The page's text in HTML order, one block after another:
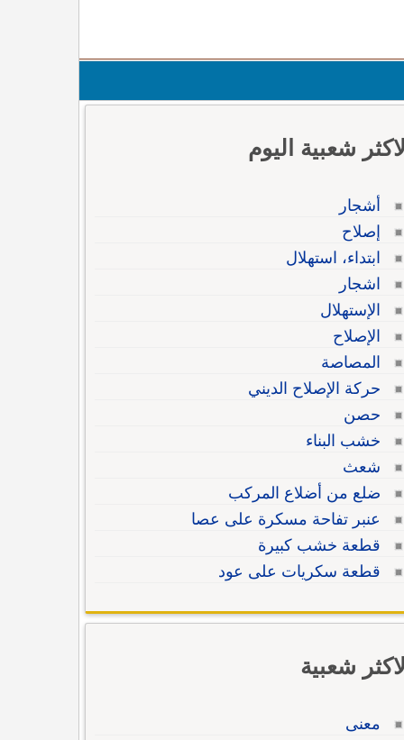
الاكثر شعبية اليوم
أشجار
إصلاح
ابتداء، استهلال
اشجار
الإستهلال
الإصلاح
المصاصة
حركة الإصلاح الديني
حصن
خشب البناء
شعث
ضلع من أضلاع المركب
عنبر تفاحة مسكرة على عصا
قطعة خشب كبيرة
قطعة سكريات على عود
الاكثر شعبية
معنى